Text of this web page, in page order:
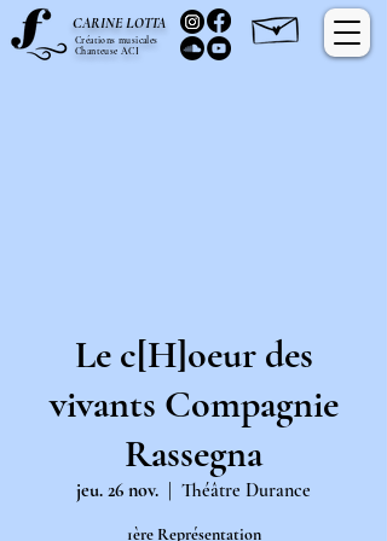
CARINE LOTTA
Chanteuse ACI
Créations musicales
Le c[H]oeur des
vivants Compagnie
Rassegna
jeu. 26 nov. Théâtre Durance
1ère Représentation